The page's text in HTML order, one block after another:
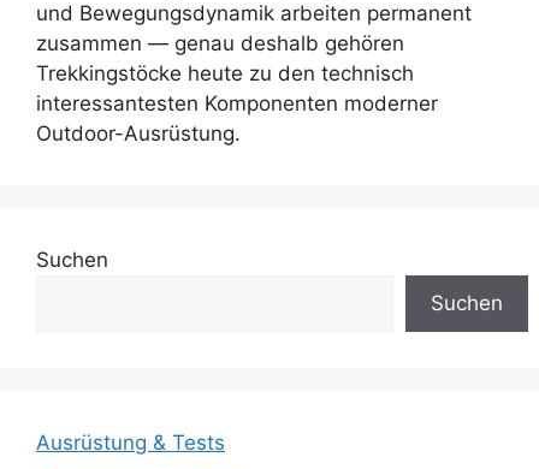
und Bewegungsdynamik arbeiten permanent
zusammen — genau deshalb gehören
Trekkingstöcke heute zu den technisch
interessantesten Komponenten moderner
Outdoor-Ausrüstung.
Suchen
Suchen
Ausrüstung & Tests